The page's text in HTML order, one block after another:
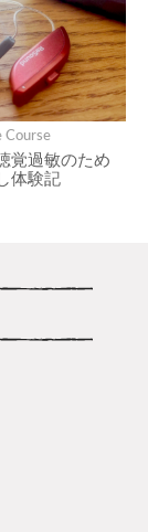
Course
覚過敏のため
体験記